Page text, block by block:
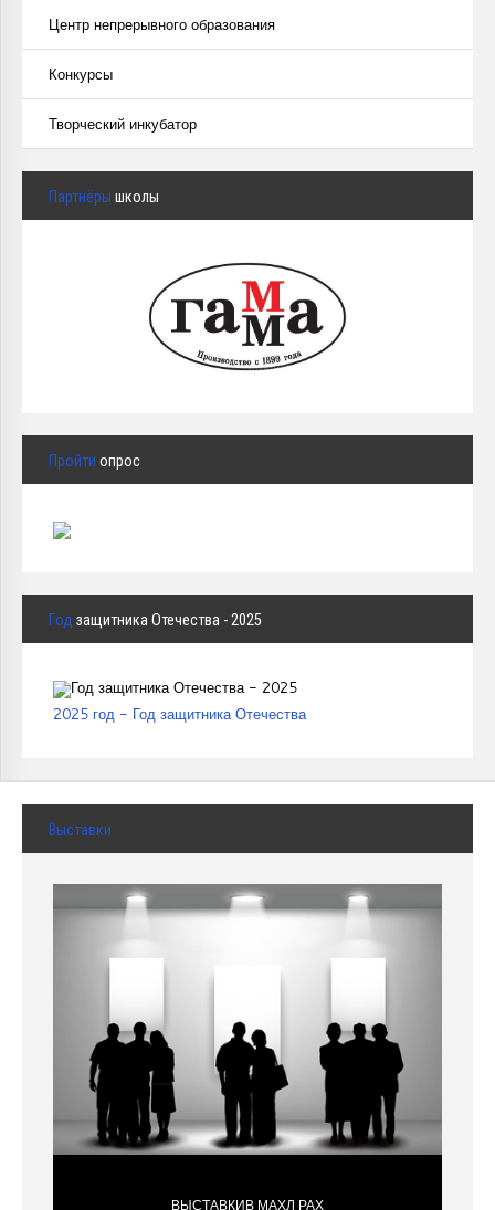
Центр непрерывного образования
Конкурсы
Творческий инкубатор
Партнёры школы
Пройти опрос
Год защитника Отечества - 2025
2025 год - Год защитника Отечества
Выставки
ВЫСТАВКИВ МАХЛ РАХ